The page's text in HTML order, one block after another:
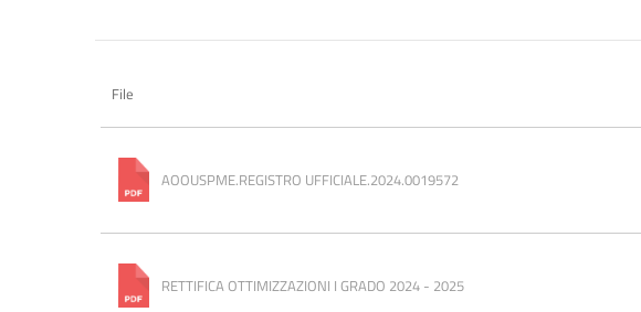
File
AOOUSPME.REGISTRO UFFICIALE.2024.0019572
RETTIFICA OTTIMIZZAZIONI I GRADO 2024 - 2025